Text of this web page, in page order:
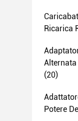
Ricarica
(20)
Potere